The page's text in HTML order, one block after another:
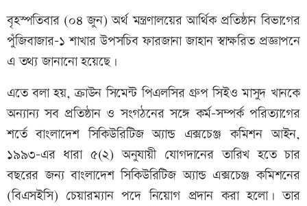
বৃহস্পতিবার (০৪ জুন) অর্থ মন্ত্রণালয়ের আর্থিক প্রতিষ্ঠান বিভাগের
পুঁজিবাজার-১ শাখার উপসচিব ফারজানা জাহান স্বাক্ষরিত প্রজ্ঞাপনে
এ তথ্য জানানো হয়েছে।
এতে বলা হয়, ক্রাউন সিমেন্ট পিএলসির গ্রুপ সিইও মাসুদ খানকে
অন্যান্য সব প্রতিষ্ঠান ও সংগঠনের সঙ্গে কর্ম-সম্পর্ক পরিত্যাগের
শর্তে বাংলাদেশ সিকিউরিটিজ অ্যান্ড এক্সচেঞ্জ কমিশন আইন,
১৯৯৩-এর ধারা ৫(২) অনুযায়ী যোগদানের তারিখ হতে চার
বছরের জন্য বাংলাদেশ সিকিউরিটিজ অ্যান্ড এক্সচেঞ্জ কমিশনের
(বিএসইসি) চেয়ারম্যান পদে নিয়োগ প্রদান করা হলো। তার